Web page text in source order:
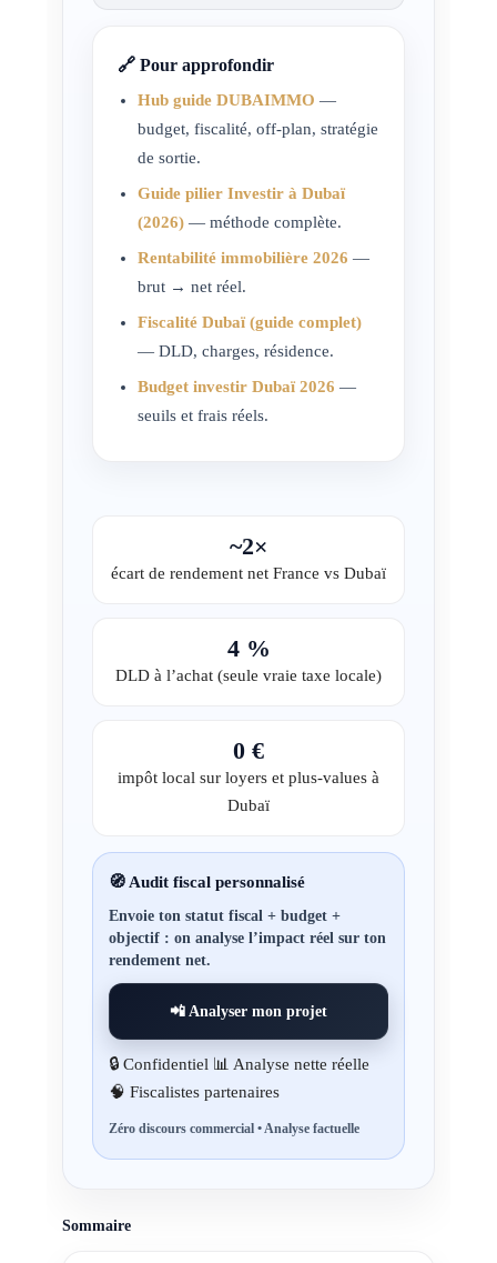
🔗 Pour approfondir
Hub guide DUBAIMMO —
budget, fiscalité, off-plan, stratégie
de sortie.
Guide pilier Investir à Dubaï
(2026) — méthode complète.
Rentabilité immobilière 2026 —
brut → net réel.
Fiscalité Dubaï (guide complet)
— DLD, charges, résidence.
Budget investir Dubaï 2026 —
seuils et frais réels.
~2×
écart de rendement net France vs Dubaï
4 %
DLD à l’achat (seule vraie taxe locale)
0 €
impôt local sur loyers et plus-values à
Dubaï
🧭 Audit fiscal personnalisé
Envoie ton statut fiscal + budget +
objectif : on analyse l’impact réel sur ton
rendement net.
📲 Analyser mon projet
🔒 Confidentiel 📊 Analyse nette réelle
🧠 Fiscalistes partenaires
Zéro discours commercial • Analyse factuelle
Sommaire